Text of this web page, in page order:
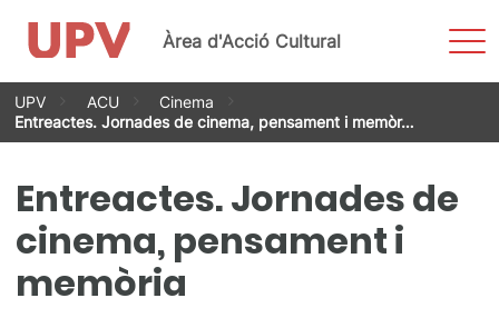
Vés
contingut
Àrea d'Acció Cultural
UPV ACU
Cinema
Entreactes. Jornades de cinema, pensament i memòr…
Entreactes. Jornades de
cinema, pensament i
memòria